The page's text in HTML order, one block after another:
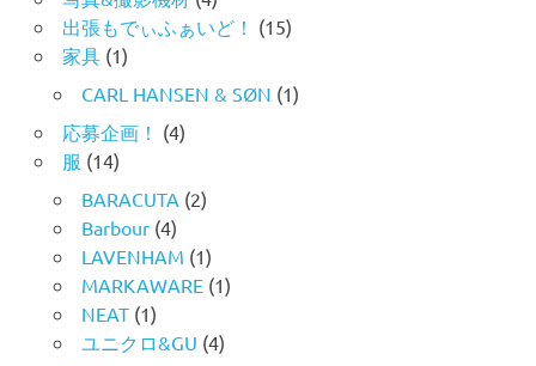
出張もでぃふぁいど！ (15)
家具(1)
CARL HANSEN & SØN (1)
応募企画！ (4)
服 (14)
BARACUTA (2)
Barbour(4)
LAVENHAM (1)
MARKAWARE(1)
NEAT(1)
ユニクロ&GU (4)